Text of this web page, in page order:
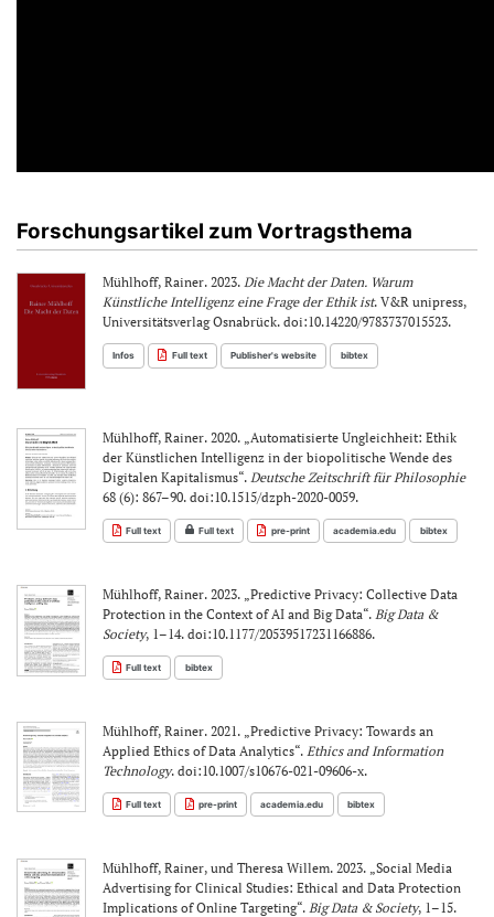
Forschungsartikel zum Vortragsthema
Mühlhoff, Rainer. 2023. Die Macht der Daten. Warum
Künstliche Intelligenz eine Frage der Ethik ist. V&R unipress,
Universitätsverlag Osnabrück. doi:10.14220/9783737015523.
Infos Full text Publisher's website bibtex
Mühlhoff, Rainer. 2020. „Automatisierte Ungleichheit: Ethik
der Künstlichen Intelligenz in der biopolitische Wende des
Digitalen Kapitalismus“. Deutsche Zeitschrift für Philosophie
68 (6): 867–90. doi:10.1515/dzph-2020-0059.
Full text Full text pre-print academia.edu bibtex
Mühlhoff, Rainer. 2023. „Predictive Privacy: Collective Data
Protection in the Context of AI and Big Data“. Big Data &
Society, 1–14. doi:10.1177/20539517231166886.
Full text bibtex
Mühlhoff, Rainer. 2021. „Predictive Privacy: Towards an
Applied Ethics of Data Analytics“. Ethics and Information
Technology. doi:10.1007/s10676-021-09606-x.
Full text pre-print academia.edu bibtex
Mühlhoff, Rainer, und Theresa Willem. 2023. „Social Media
Advertising for Clinical Studies: Ethical and Data Protection
Implications of Online Targeting“. Big Data & Society, 1–15.